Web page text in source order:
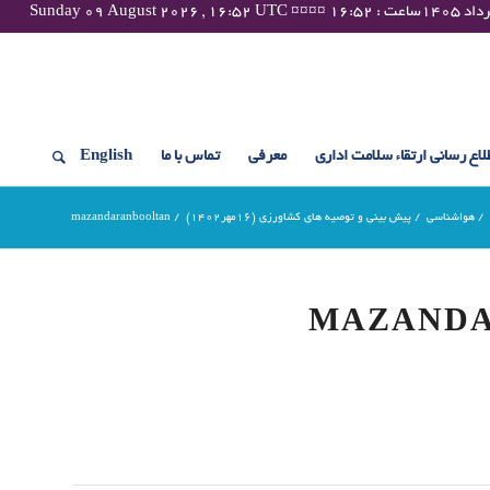
رسانی ارتقاء سلامت اداری معرفی تماس با ما English
/ هواشناسی / پیش بینی و توصیه های کشاورزی (16مهر۱۴۰۲) /
mazandaranbooltan